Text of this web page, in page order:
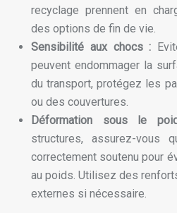
recyclage prennent en
des options de fin de vie.
Sensibilité aux chocs :
peuvent endommager la
du transport, protégez les
ou des couvertures.
Déformation sous le
structures, assurez-vous
correctement soutenu pour
au poids. Utilisez des
externes si nécessaire.